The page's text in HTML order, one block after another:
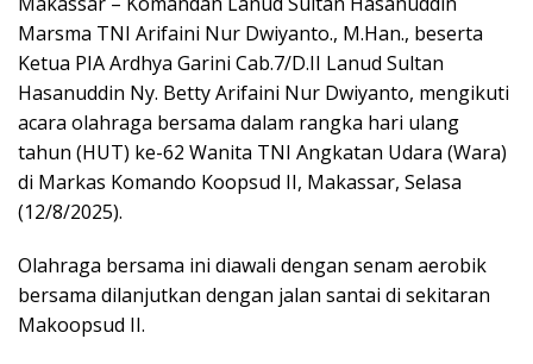
Marsma TNI Arifaini Nur Dwiyanto., M.Han., beserta
Ketua PIA Ardhya Garini Cab.7/D.II Lanud Sultan
Hasanuddin Ny. Betty Arifaini Nur Dwiyanto, mengikuti
acara olahraga bersama dalam rangka hari ulang
tahun (HUT) ke-62 Wanita TNI Angkatan Udara (Wara)
di Markas Komando Koopsud II, Makassar, Selasa
(12/8/2025).
Olahraga bersama ini diawali dengan senam aerobik
bersama dilanjutkan dengan jalan santai di sekitaran
Makoopsud II.